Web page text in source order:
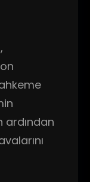
ardından